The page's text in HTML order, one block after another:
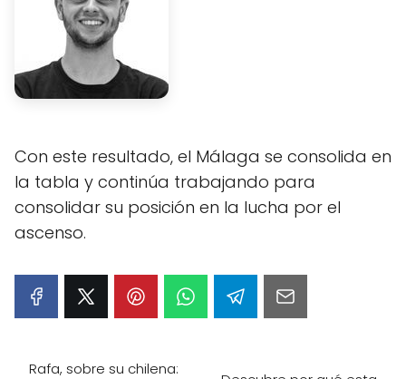
Con este resultado, el Málaga se consolida en
la tabla y continúa trabajando para
consolidar su posición en la lucha por el
ascenso.
Rafa, sobre su chilena: